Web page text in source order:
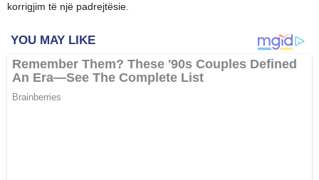
korrigjim të një padrejtësie.